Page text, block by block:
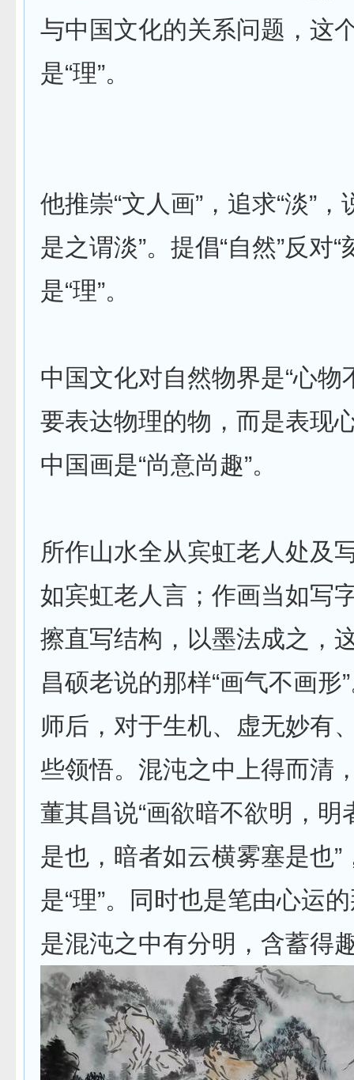
与中国文化的关系问题，这
是“理”。
他推崇“文人画”，追求“淡”，
是之谓淡”。提倡“自然”反对“
是“理”。
中国文化对自然物界是“心物
要表达物理的物，而是表现
中国画是“尚意尚趣”。
所作山水全从宾虹老人处及
如宾虹老人言；作画当如写
擦直写结构，以墨法成之，
昌硕老说的那样“画气不画形
师后，对于生机、虚无妙有
些领悟。混沌之中上得而清
董其昌说“画欲暗不欲明，明
是也，暗者如云横雾塞是也”
是“理”。同时也是笔由心运
是混沌之中有分明，含蓄得